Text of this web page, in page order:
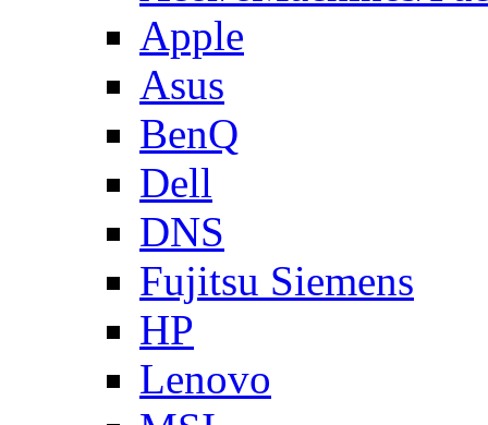
Apple
Asus
BenQ
Dell
DNS
Fujitsu Siemens
HP
Lenovo